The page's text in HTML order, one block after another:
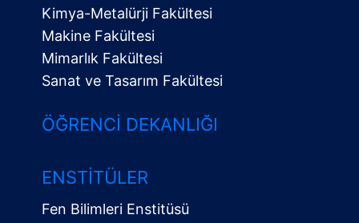
Kimya-Metalürji Fakültesi
Makine Fakültesi
Mimarlık Fakültesi
Sanat ve Tasarım Fakültesi
ÖĞRENCI DEKANLIĞI
ENSTITÜLER
Fen Bilimleri Enstitüsü